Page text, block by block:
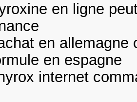
en ligne
en
en espagne
internet